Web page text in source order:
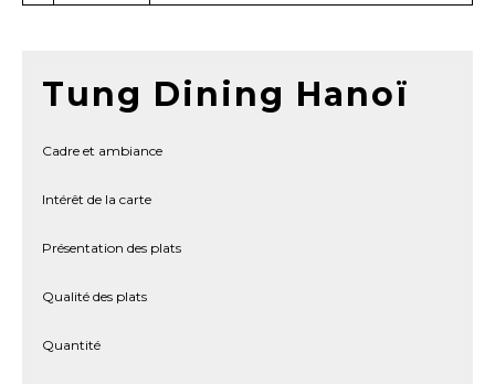
Tung Dining Hanoï
Cadre et ambiance
Intérêt de la carte
Présentation des plats
Qualité des plats
Quantité